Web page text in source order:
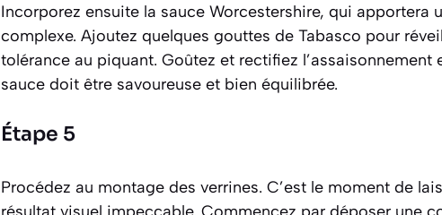
Incorporez ensuite la sauce Worcestershire, qui apportera
complexe. Ajoutez quelques gouttes de Tabasco pour
tolérance au piquant. Goûtez et rectifiez l’assaisonnement
sauce doit être savoureuse et bien équilibrée.
Étape 5
Procédez au montage des verrines. C’est le moment de